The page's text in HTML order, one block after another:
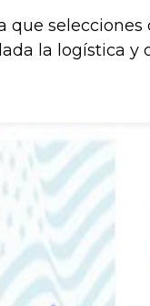
que
la logística y